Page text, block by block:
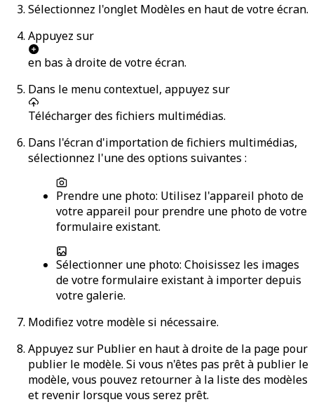
Sélectionnez l'onglet Modèles en haut de votre écran.
Appuyez sur
en bas à droite de votre écran.
Dans le menu contextuel, appuyez sur
Télécharger des fichiers multimédias.
Dans l'écran d'importation de fichiers multimédias,
sélectionnez l'une des options suivantes :
Prendre une photo: Utilisez l'appareil photo de
votre appareil pour prendre une photo de votre
formulaire existant.
Sélectionner une photo: Choisissez les images
de votre formulaire existant à importer depuis
votre galerie.
Modifiez votre modèle si nécessaire.
Appuyez sur Publieren haut à droite de la page pour
publier le modèle. Si vous n'êtes pas prêt à publier le
modèle, vous pouvez retourner à la liste des modèles
et revenir lorsque vous serez prêt.